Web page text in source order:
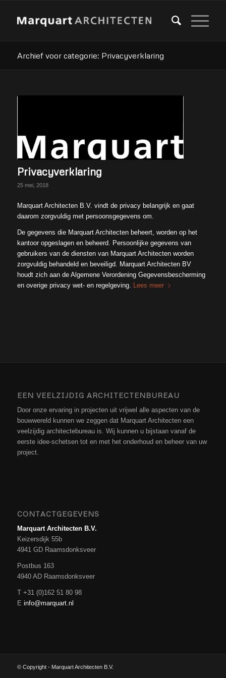
Archief voor categorie: Privacyverklaring
Privacyverklaring
25 mei, 2018
Marquart Architecten B.V. vindt de privacy belangrijk en gaat
daarom zorgvuldig met persoonsgegevens om.
De gegevens die Marquart Architecten beheert, worden op het
kantoor opgeslagen en beheerd. Persoonlijke gegevens van
gebruikers van de diensten van Marquart Architecten worden
zorgvuldig behandeld en beveiligd. Marquart Architecten BV
houdt zich aan de Algemene Verordening Gegevensbescherming
en overige privacy wet- en regelgeving. Lees meer
EEN VEELZIJDIG ARCHITECTENBUREAU
Door onze ervaring in projecten uit vrijwel alle aspecten van de
bouwwereld kunnen we zeggen dat Marquart Architecten een
veelzijdig architectebureau is. Wij kunnen u bijstaan vanaf de
eerste idee-schetsen tot en met het onderhoud en beheer van uw
project.
CONTACTGEGEVENS
Marquart Architecten B.V.
Keizersdijk 55b
4941 GD Raamsdonksveer
Postbus 163
4940 AD Raamsdonksveer
T +31 (0)162 51 80 98
E info@marquart.nl
© Copyright - Marquart Architecten B.V.